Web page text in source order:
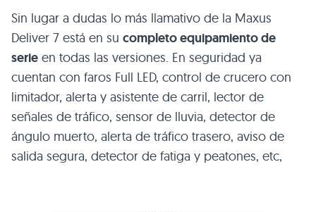
Sin lugar a dudas lo más llamativo de la Maxus
Deliver 7 está en su completo equipamiento de
serie en todas las versiones. En seguridad ya
cuentan con faros Full LED, control de crucero con
limitador, alerta y asistente de carril, lector de
señales de tráfico, sensor de lluvia, detector de
ángulo muerto, alerta de tráfico trasero, aviso de
salida segura, detector de fatiga y peatones, etc,